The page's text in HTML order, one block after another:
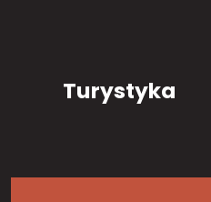
Turystyka